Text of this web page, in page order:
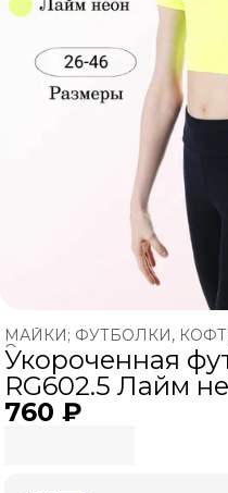
МАЙКИ; ФУТБОЛКИ,
Одежда для
Главная ›
Укороченная
RG602.5 Лайм
760 ₽